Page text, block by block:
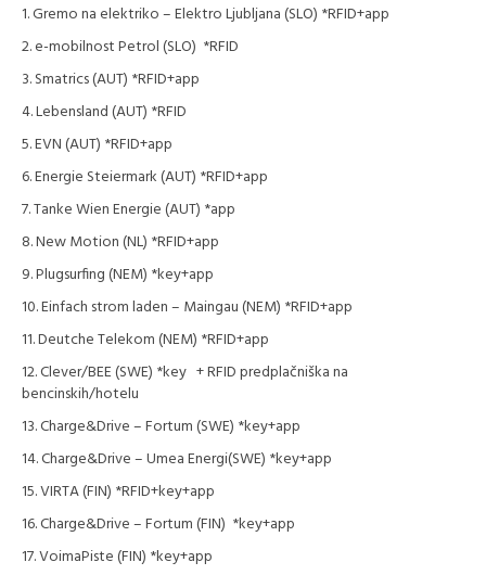
Gremo na elektriko – Elektro Ljubljana (SLO) *RFID+app
e-mobilnost Petrol (SLO) *RFID
Smatrics (AUT) *RFID+app
Lebensland (AUT) *RFID
EVN (AUT) *RFID+app
Energie Steiermark (AUT) *RFID+app
Tanke Wien Energie (AUT) *app
New Motion (NL) *RFID+app
Plugsurfing (NEM) *key+app
Einfach strom laden – Maingau (NEM) *RFID+app
Deutche Telekom (NEM) *RFID+app
Clever/BEE (SWE) *key + RFID predplačniška na
bencinskih/hotelu
Charge&Drive – Fortum (SWE) *key+app
Charge&Drive – Umea Energi(SWE) *key+app
VIRTA (FIN) *RFID+key+app
Charge&Drive – Fortum (FIN) *key+app
VoimaPiste (FIN) *key+app